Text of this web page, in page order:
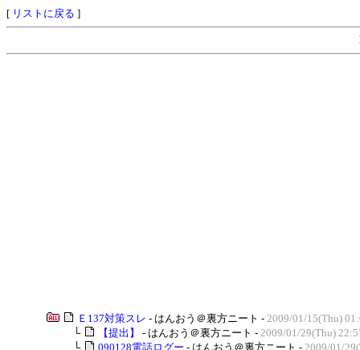
[ リストに戻る ]
Ｅ137対策スレ - はんおう＠裏方ニート - 2009/01/15(Thu)
└
【提出】 - はんおう＠裏方ニート - 2009/01/29(Thu)
└
090128電話ログー - はんおう＠裏方ニート - 2009/01/